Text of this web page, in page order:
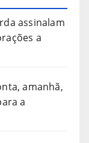
assinalam
a
amanhã,
a